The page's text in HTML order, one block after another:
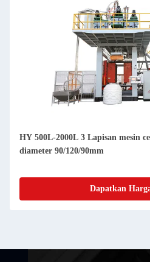
HY 500L-2000L 3 Lapisan mesin
diameter 90/120/90mm
Dapatkan